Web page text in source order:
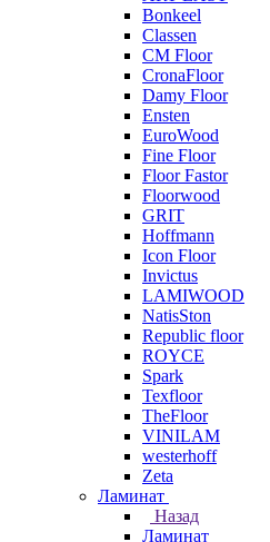
Bonkeel
Classen
CM Floor
CronaFloor
Damy Floor
Ensten
EuroWood
Fine Floor
Floor Fastor
Floorwood
GRIT
Hoffmann
Icon Floor
Invictus
LAMIWOOD
NatisSton
Republic floor
ROYCE
Spark
Texfloor
TheFloor
VINILAM
westerhoff
Zeta
Ламинат
Назад
Ламинат